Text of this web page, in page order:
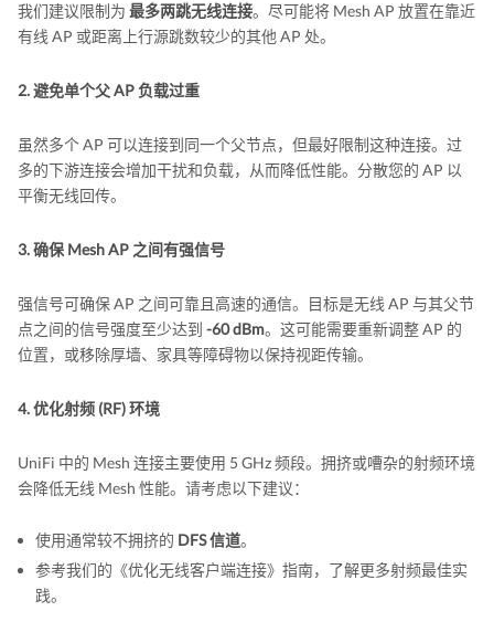
我们建议限制为 最多两跳无线连接。尽可能将 Mesh AP 放置在靠近
有线 AP 或距离上行源跳数较少的其他 AP 处。
2. 避免单个父 AP 负载过重
虽然多个 AP 可以连接到同一个父节点，但最好限制这种连接。过
多的下游连接会增加干扰和负载，从而降低性能。分散您的 AP 以
平衡无线回传。
3. 确保 Mesh AP 之间有强信号
强信号可确保 AP 之间可靠且高速的通信。目标是无线 AP 与其父节
点之间的信号强度至少达到 -60 dBm。这可能需要重新调整 AP 的
位置，或移除厚墙、家具等障碍物以保持视距传输。
4. 优化射频 (RF) 环境
UniFi 中的 Mesh 连接主要使用 5 GHz 频段。拥挤或嘈杂的射频环境
会降低无线 Mesh 性能。请考虑以下建议：
使用通常较不拥挤的 DFS 信道。
参考我们的《优化无线客户端连接》指南，了解更多射频最佳实
践。